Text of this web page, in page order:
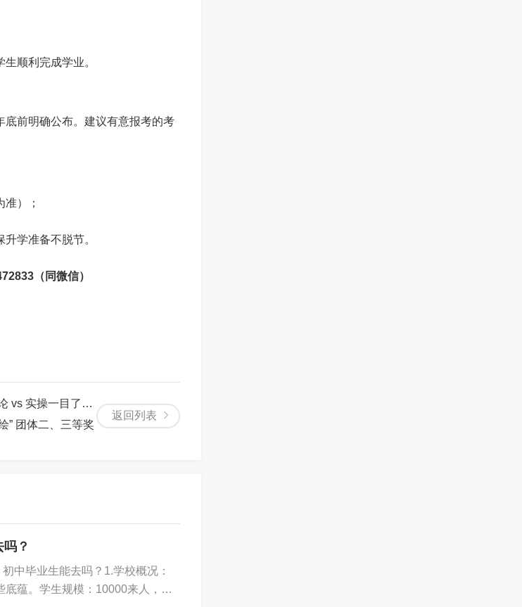
顺利完成学业。
前明确公布。建议有意报考的考
）；
学准备不脱节。
（同微信）
返回列表
实操一目了然！
” 团体二、三等奖
？
中毕业生能去吗？1.学校概况：
蕴。学生规模：10000来人，规